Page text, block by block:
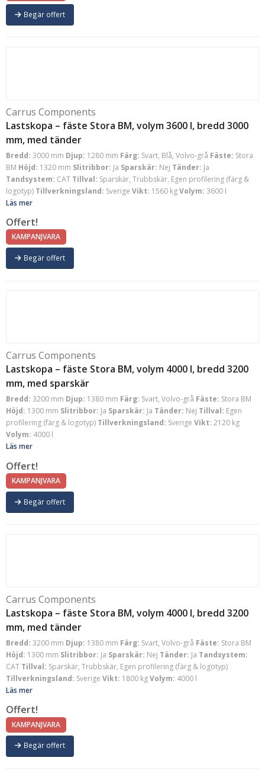
Begär offert
Carrus Components
Lastskopa – fäste Stora BM, volym 3600 l, bredd 3000
mm, med tänder
Bredd: 3000 mm Djup: 1280 mm Färg: Svart, Blå, Volvo-grå Fäste: Stora
BM Höjd: 1320 mm Slitribbor: Ja Sparskär: Nej Tänder: Ja
Tandsystem: CAT Tillval: Sparskär, Trubbskär, Egen profilering (färg &
logotyp) Tillverkningsland: Sverige Vikt: 1560 kgVolym: 3600 l
Läs mer
Offert!
KAMPANJVARA
Begär offert
Carrus Components
Lastskopa – fäste Stora BM, volym 4000 l, bredd 3200
mm, med sparskär
Bredd: 3200 mm Djup: 1380 mm Färg: Svart, Volvo-grå Fäste: Stora BM
Höjd: 1300 mm Slitribbor: Ja Sparskär: Ja Tänder: Nej Tillval: Egen
profilering (färg & logotyp) Tillverkningsland: Sverige Vikt: 2120 kg
Volym: 4000 l
Läs mer
Offert!
KAMPANJVARA
Begär offert
Carrus Components
Lastskopa – fäste Stora BM, volym 4000 l, bredd 3200
mm, med tänder
Bredd: 3200 mm Djup: 1380 mm Färg: Svart, Volvo-grå Fäste: Stora BM
Höjd: 1300 mm Slitribbor: Ja Sparskär: Nej Tänder: Ja Tandsystem:
CAT Tillval: Sparskär, Trubbskär, Egen profilering (färg & logotyp)
Tillverkningsland: Sverige Vikt: 1800 kgVolym: 4000 l
Läs mer
Offert!
KAMPANJVARA
Begär offert